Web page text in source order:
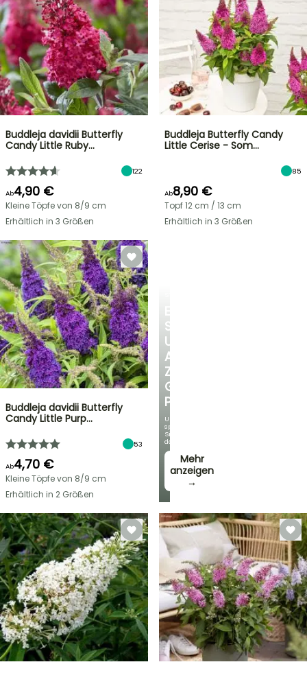
SIE
UNSERE
AUSWAHL
ZU
GÜNSTIGEN
PREISEN
Und
sparen
Sie
dabei!
Mehr
anzeigen
→
Buddleja davidii Butterfly
Candy Little Ruby…
122
Ab4,90 €
Kleine Töpfe von 8/9 cm
Erhältlich in 3 Größen
Buddleja Butterfly Candy
Little Cerise - Som…
85
Ab8,90 €
Topf 12 cm / 13 cm
Erhältlich in 3 Größen
Buddleja davidii Butterfly
Candy Little Purp…
53
Ab4,70 €
Kleine Töpfe von 8/9 cm
Erhältlich in 2 Größen